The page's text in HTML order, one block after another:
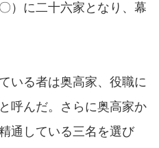
）に二十六家となり、幕
いる者は奥高家、役職に
呼んだ。さらに奥高家か
通している三名を選び